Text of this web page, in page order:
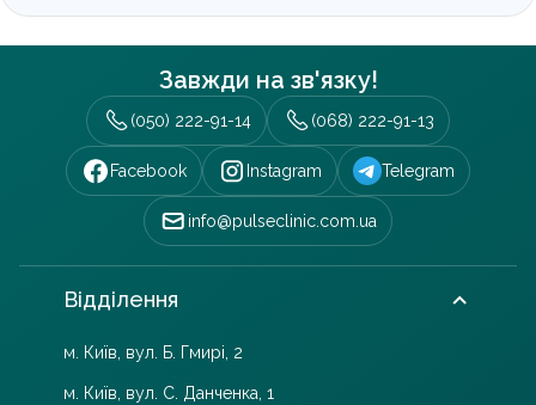
Завжди на зв'язку!
info@pulseclinic.com.ua
(050) 222-91-14 (068) 222-91-13
Facebook Instagram Telegram
Відділення
м. Київ, вул. Б. Гмирі, 2
м. Київ, вул. С. Данченка, 1